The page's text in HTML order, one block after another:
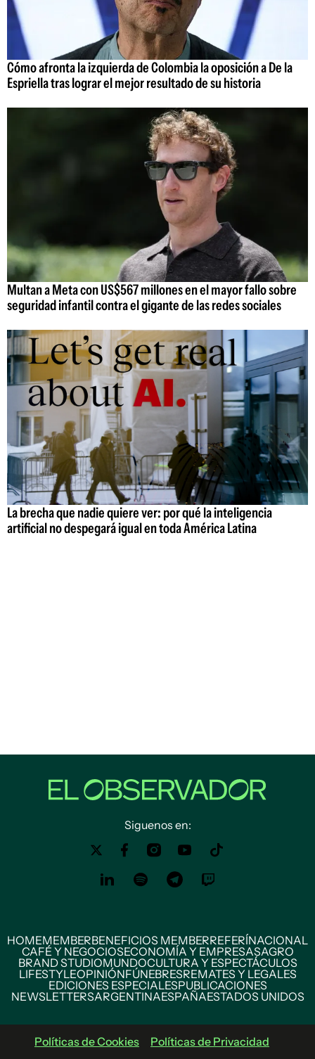
Cómo afronta la izquierda de Colombia la oposición a De la
Espriella tras lograr el mejor resultado de su historia
Multan a Meta con US$567 millones en el mayor fallo sobre
seguridad infantil contra el gigante de las redes sociales
La brecha que nadie quiere ver: por qué la inteligencia
artificial no despegará igual en toda América Latina
Siguenos en:
HOMEMEMBERBENEFICIOS MEMBERREFERÍNACIONAL
CAFÉ Y NEGOCIOSECONOMÍA Y EMPRESASAGRO
BRAND STUDIOMUNDOCULTURA Y ESPECTÁCULOS
LIFESTYLEOPINIÓNFÚNEBRESREMATES Y LEGALES
EDICIONES ESPECIALESPUBLICACIONES
NEWSLETTERSARGENTINAESPAÑAESTADOS UNIDOS
Políticas de Cookies
Políticas de Privacidad